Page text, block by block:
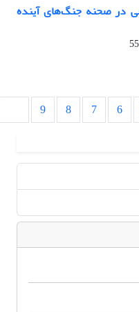
در صحنه جنگ‌های آینده
6
7
8
9